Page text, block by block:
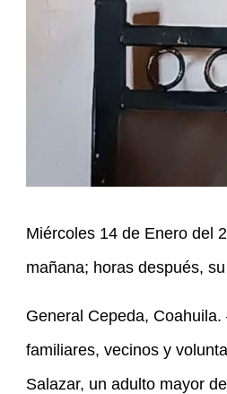
Miércoles 14 de Enero del
mañana; horas después,
General Cepeda,
familiares, vecinos y
Salazar, un adulto mayor